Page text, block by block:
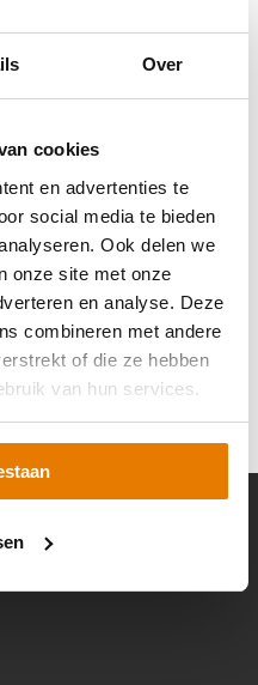
Over
cookies
en advertenties te
social media te bieden
Ook delen we
onze site met onze
en analyse. Deze
combineren met andere
of die ze hebben
van hun services.